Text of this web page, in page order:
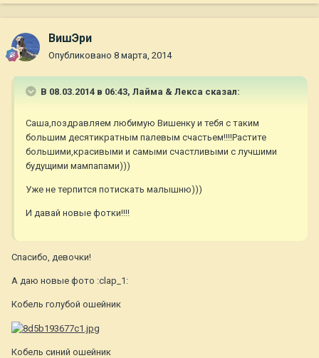
ВишЭри
Опубликовано 8 марта, 2014
В 08.03.2014 в 06:43, Лайма & Лекса сказал:
Саша,поздравляем любимую Вишенку и тебя с таким
большим десятикратным палевым счастьем!!!!Растите
большими,красивыми и самыми счастливыми с лучшими
будущими мампапами)))
Уже не терпится потискать малышню)))
И давай новые фотки!!!!
Спасибо, девочки!
А даю новые фото :clap_1:
Кобель голубой ошейник
Кобель синий ошейник